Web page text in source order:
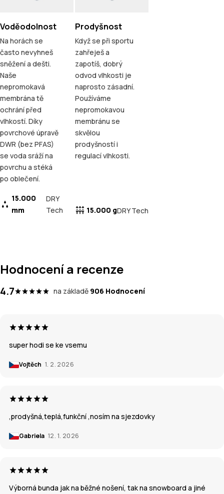
Voděodolnost
Na horách se
často nevyhneš
sněžení a dešti.
Naše
nepromokavá
membrána tě
ochrání před
vlhkostí. Díky
povrchové úpravě
DWR (bez PFAS)
se voda sráží na
povrchu a stéká
po oblečení.
15.000
mm
DRY
Tech
Prodyšnost
Když se při sportu
zahřeješ a
zapotíš, dobrý
odvod vlhkosti je
naprosto zásadní.
Používáme
nepromokavou
membránu se
skvělou
prodyšností i
regulací vlhkosti.
15.000 gDRY Tech
Hodnocení a recenze
4.7 na základě 906 Hodnocení
super hodi se ke vsemu
Vojtěch 1. 2. 2026
,prodyšná,teplá,funkční ,nosím na sjezdovky
Gabriela 12. 1. 2026
Výborná bunda jak na běžné nošení, tak na snowboard a jiné